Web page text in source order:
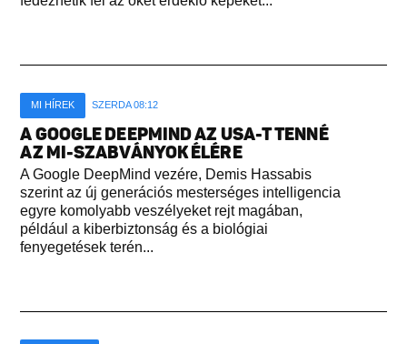
MI HÍREK SZERDA 08:12
A GOOGLE DEEPMIND AZ USA-T TENNÉ
AZ MI-SZABVÁNYOK ÉLÉRE
A Google DeepMind vezére, Demis Hassabis
szerint az új generációs mesterséges intelligencia
egyre komolyabb veszélyeket rejt magában,
például a kiberbiztonság és a biológiai
fenyegetések terén...